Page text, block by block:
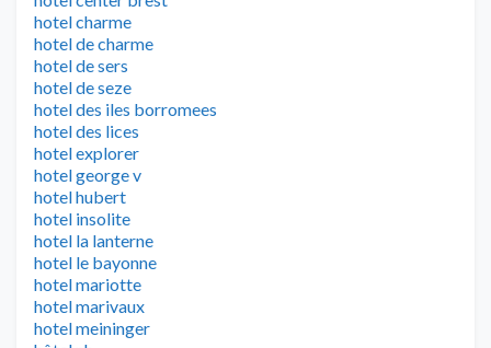
hotel charme
hotel de charme
hotel de sers
hotel de seze
hotel des iles borromees
hotel des lices
hotel explorer
hotel george v
hotel hubert
hotel insolite
hotel la lanterne
hotel le bayonne
hotel mariotte
hotel marivaux
hotel meininger